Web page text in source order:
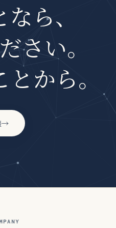
ら、
さい。
とから。
→